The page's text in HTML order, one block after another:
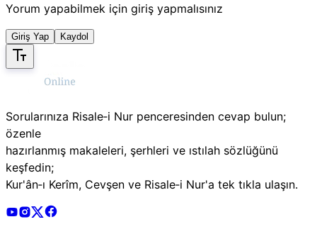
Yorum yapabilmek için giriş yapmalısınız
Giriş Yap Kaydol
Sorularınıza Risale‑i Nur penceresinden cevap bulun;
özenle
hazırlanmış makaleleri, şerhleri ve ıstılah sözlüğünü
keşfedin;
Kur'ân‑ı Kerîm, Cevşen ve Risale‑i Nur'a tek tıkla ulaşın.
Risale Online Youtube Hesabı
Risale Online Instagram Hesabı
Risale Online X Hesabı